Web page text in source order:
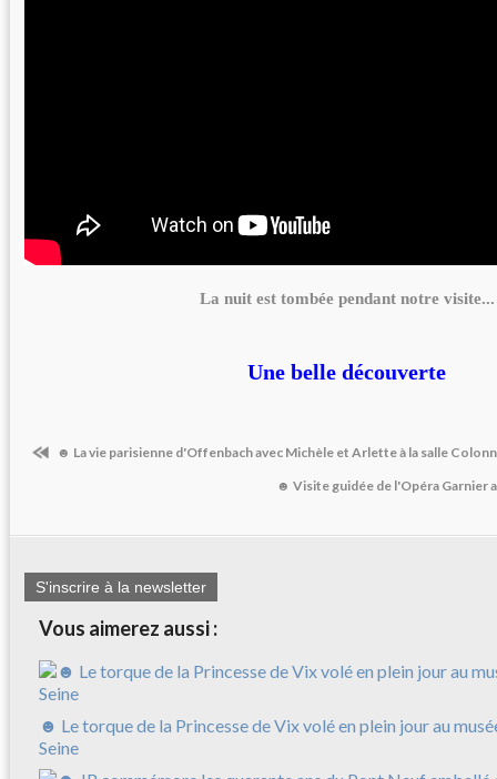
La nuit est tombée pendant notre visite...
Une belle découverte
☻ La vie parisienne d'Offenbach avec Michèle et Arlette à la salle
☻ Visite guidée de l'Opéra Garnier
S'inscrire à la newsletter
Vous aimerez aussi :
☻ Le torque de la Princesse de Vix volé en plein jour au
Seine